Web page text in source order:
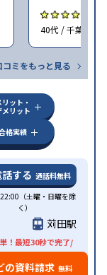
40代 / 千葉県 女
コミをもっと見る
リット・
メリット
格実績
話する 通話料無料
（土曜・日曜を除
く）
苅田駅
！最短30秒で完了/
の資料請求 無料